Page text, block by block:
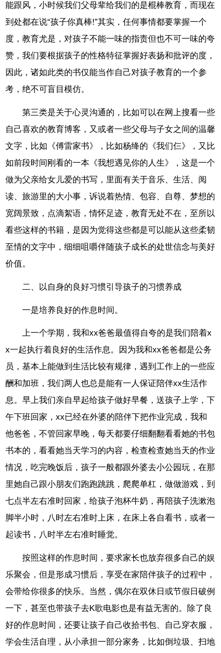
能跟风，小时候我们父母辈给我们的是棍棒教育，而现在
到处都在说“孩子你真棒!”其实，任何事情都要掌握一个
度，教育尤是，对孩子不能一味的指责但也不可一味的夸
赞，我们要根据孩子的性格特征掌握好表扬和批评的度，
因此，诸如此类的书仅能当作自己对孩子教育的一个参
考，绝不可盲目模仿。
第三类是关于心灵沟通的，比如可以在网上搜看一些
自己喜欢的教育博客，又或者一些父母与子女之间的温馨
文字，比如《傅雷家书》，比如杨绛的《我们仨》，又比
如前段时间刚看的一本《我想遇见你的人生》，这是一个
做为父亲给女儿爱的书写，里面有关于音乐、生活、阅
读、旅游里的大小事，诉说着热情、包容、自尊、梦想的
宽阔景致，点滴絮语，情怀足迹，教育无处不在，至所以
看些这样的书籍，是因为觉得这些都是可以能从这些柔韧
至情的文字中，细细咀嚼伴随孩子成长的处世信念与美好
价值。
二、以自身的良好习惯引导孩子的习惯养成
一是培养良好的作息时间。
上一个学期，我和xx爸爸最值得自夸的是我们陪着x
x一起执行着良好的生活作息。因为我和xx爸爸都是公务
员，基本上能做到生活比较有规律，遇到工作上的一些应
酬和加班，我们两人也总是能有一人保证陪伴xx生活作
息。早上我们亲自早起给孩子做好早餐，送孩子上学，下
午下班回家，xx已经在外婆的陪伴下把作业完成，我和
他爸爸，不管回家早晚，每天都要仔细翻翻看看她的书包
书本的，看看她当天学习的内容，检查检查她当天的作业
情况，吃完晚饭后，孩子一般都跟外婆去小公园玩，在那
里她自己跟小朋友们跑跑跳跳，爬爬单杠，做做游戏，到
七点半左右准时回家，给孩子泡杯牛奶，再陪孩子洗漱泡
脚半小时，八时左右准时上床，在床上各自看书，或者一
起读书，八时半左右准时睡觉。
按照这样的作息时间，要求家长也放弃很多自己的娱
乐聚会，但是形成习惯后，享受在家陪伴孩子的过程中，
会带给你很多的快乐。当然，偶尔在双休日或节假日破例
一下，甚至也带孩子去K歌电影也是有益无害的。除了良
好的作息时间，还要让孩子自己收拾书包、自己穿衣服，
学会生活自理，从小承担一部分家务，比如倒垃圾、扫地